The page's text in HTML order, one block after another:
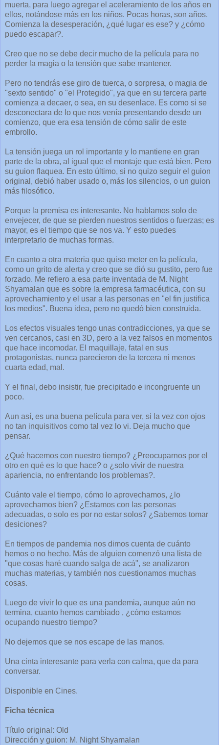
muerta, para luego agregar el aceleramiento de los años en
ellos, notándose más en los niños. Pocas horas, son años.
Comienza la desesperación, ¿qué lugar es ese? y ¿cómo
puedo escapar?.
Creo que no se debe decir mucho de la película para no
perder la magia o la tensión que sabe mantener.
Pero no tendrás ese giro de tuerca, o sorpresa, o magia de
"sexto sentido" o "el Protegido", ya que en su tercera parte
comienza a decaer, o sea, en su desenlace. Es como si se
desconectara de lo que nos venía presentando desde un
comienzo, que era esa tensión de cómo salir de este
embrollo.
La tensión juega un rol importante y lo mantiene en gran
parte de la obra, al igual que el montaje que está bien. Pero
su guion flaquea. En esto último, si no quizo seguir el guion
original, debió haber usado o, más los silencios, o un guion
más filosófico.
Porque la premisa es interesante. No hablamos solo de
envejecer, de que se pierden nuestros sentidos o fuerzas; es
mayor, es el tiempo que se nos va. Y esto puedes
interpretarlo de muchas formas.
En cuanto a otra materia que quiso meter en la película,
como un grito de alerta y creo que se dió su gustito, pero fue
forzado. Me refiero a esa parte inventada de M. Night
Shyamalan que es sobre la empresa farmacéutica, con su
aprovechamiento y el usar a las personas en "el fin justifica
los medios". Buena idea, pero no quedó bien construida.
Los efectos visuales tengo unas contradicciones, ya que se
ven cercanos, casi en 3D, pero a la vez falsos en momentos
que hace incomodar. El maquillaje, fatal en sus
protagonistas, nunca parecieron de la tercera ni menos
cuarta edad, mal.
Y el final, debo insistir, fue precipitado e incongruente un
poco.
Aun así, es una buena película para ver, si la vez con ojos
no tan inquisitivos como tal vez lo vi. Deja mucho que
pensar.
¿Qué hacemos con nuestro tiempo? ¿Preocuparnos por el
otro en qué es lo que hace? o ¿solo vivir de nuestra
apariencia, no enfrentando los problemas?.
Cuánto vale el tiempo, cómo lo aprovechamos, ¿lo
aprovechamos bien? ¿Estamos con las personas
adecuadas, o solo es por no estar solos? ¿Sabemos tomar
desiciones?
En tiempos de pandemia nos dimos cuenta de cuánto
hemos o no hecho. Más de alguien comenzó una lista de
"que cosas haré cuando salga de acá", se analizaron
muchas materias, y también nos cuestionamos muchas
cosas.
Luego de vivir lo que es una pandemia, aunque aún no
termina, cuanto hemos cambiado , ¿cómo estamos
ocupando nuestro tiempo?
No dejemos que se nos escape de las manos.
Una cinta interesante para verla con calma, que da para
conversar.
Disponible en Cines.
Ficha técnica
Título original: Old
Dirección y guion: M. Night Shyamalan